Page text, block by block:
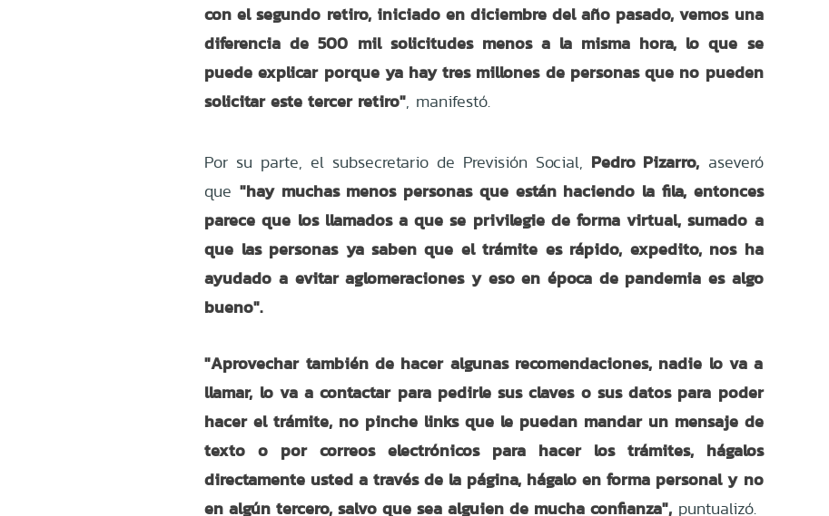
con el segundo retiro, iniciado en diciembre del año pasado, vemos una
diferencia de 500 mil solicitudes menos a la misma hora, lo que se
puede explicar porque ya hay tres millones de personas que no pueden
solicitar este tercer retiro", manifestó.
Por su parte, el subsecretario de Previsión Social, Pedro Pizarro, aseveró
que "hay muchas menos personas que están haciendo la fila, entonces
parece que los llamados a que se privilegie de forma virtual, sumado a
que las personas ya saben que el trámite es rápido, expedito, nos ha
ayudado a evitar aglomeraciones y eso en época de pandemia es algo
bueno".
"Aprovechar también de hacer algunas recomendaciones, nadie lo va a
llamar, lo va a contactar para pedirle sus claves o sus datos para poder
hacer el trámite, no pinche links que le puedan mandar un mensaje de
texto o por correos electrónicos para hacer los trámites, hágalos
directamente usted a través de la página, hágalo en forma personal y no
en algún tercero, salvo que sea alguien de mucha confianza", puntualizó.